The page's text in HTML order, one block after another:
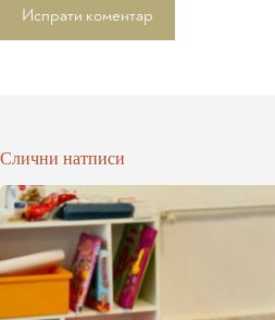
Испрати коментар
Слични натписи